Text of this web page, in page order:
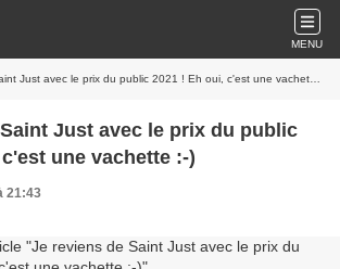
MENU
Just avec le prix du public 2021 ! Eh oui, c'est une vachette :-)
Just avec le prix du public
une vachette :-)
21:43